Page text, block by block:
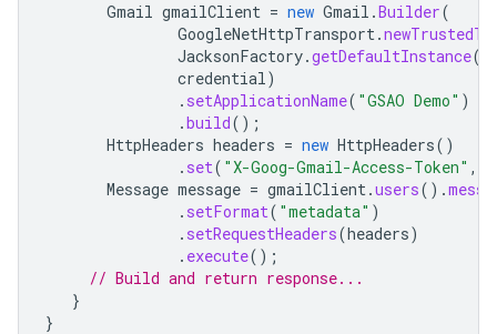
Gmail gmailClient = new Gmail .Builder(
GoogleNetHttpTransport.
JacksonFactory.getDefaultInstance
credential)
. setApplicationName( "GSAO Demo" )
.build();
HttpHeaders headers = new HttpHeaders()
. set( "X-Goog-Gmail-Access-Token" ,
Message message = gmailClient.users().
. setFormat( "metadata" )
. setRequestHeaders(headers)
. execute();
// Build and return response...
}
}